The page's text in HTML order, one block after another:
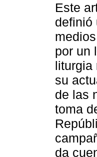
Este
definió
por un
liturgia
su
de las
toma
da